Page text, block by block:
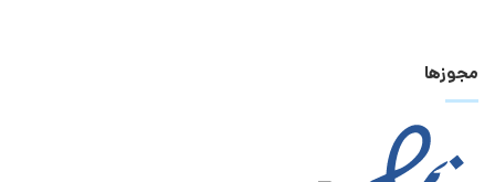
مجوزها